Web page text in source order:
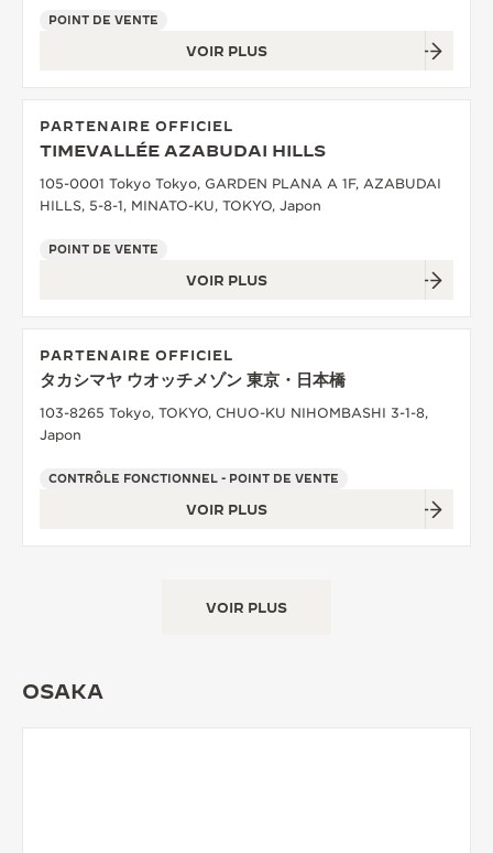
POINT DE VENTE
VOIR PLUS
PARTENAIRE OFFICIEL
TIMEVALLÉE AZABUDAI HILLS
105-0001 Tokyo Tokyo, GARDEN PLANA A 1F, AZABUDAI
HILLS, 5-8-1, MINATO-KU, TOKYO, Japon
POINT DE VENTE
VOIR PLUS
PARTENAIRE OFFICIEL
タカシマヤ ウオッチメゾン 東京・日本橋
103-8265 Tokyo, TOKYO, CHUO-KU NIHOMBASHI 3-1-8,
Japon
CONTRÔLE FONCTIONNEL - POINT DE VENTE
VOIR PLUS
VOIR PLUS
OSAKA